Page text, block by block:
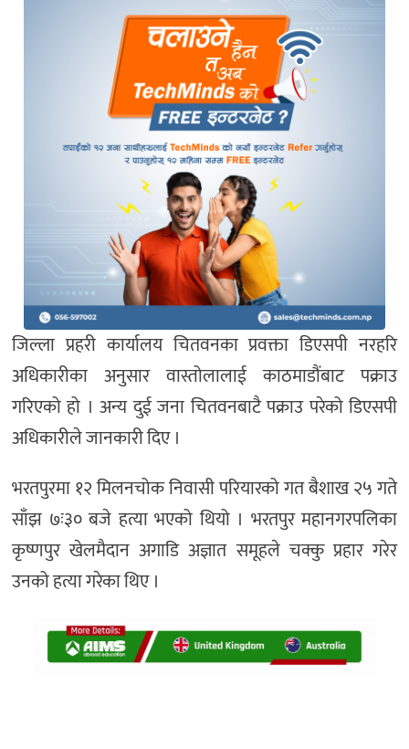
जिल्ला प्रहरी कार्यालय चितवनका प्रवक्ता डिएसपी नरहरि
अधिकारीका अनुसार वास्तोलालाई काठमाडौंबाट पक्राउ
गरिएको हो । अन्य दुई जना चितवनबाटै पक्राउ परेको डिएसपी
अधिकारीले जानकारी दिए ।
भरतपुरमा १२ मिलनचोक निवासी परियारको गत बैशाख २५ गते
साँझ ७ः३० बजे हत्या भएको थियो । भरतपुर महानगरपलिका
कृष्णपुर खेलमैदान अगाडि अज्ञात समूहले चक्कु प्रहार गरेर
उनको हत्या गरेका थिए ।